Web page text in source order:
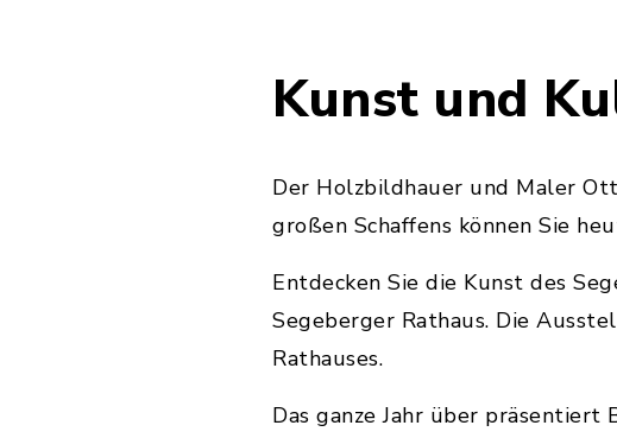
Kunst und
Der Holzbildhauer und Maler
großen Schaffens können Sie
Entdecken Sie die Kunst des
Segeberger Rathaus. Die
Rathauses.
Das ganze Jahr über